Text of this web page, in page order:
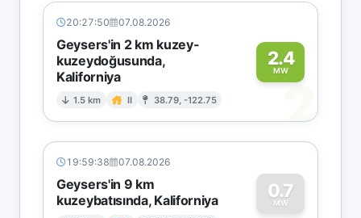
20:27:50 07.08.2026
Geysers'in 2 km kuzey-
kuzeydoğusunda,
Kaliforniya
1.5 km II 38.79, -122.75
2.4
MW
2
19:59:38 07.08.2026
Geysers'in 9 km
kuzeybatısında, Kaliforniya
0.7
MW